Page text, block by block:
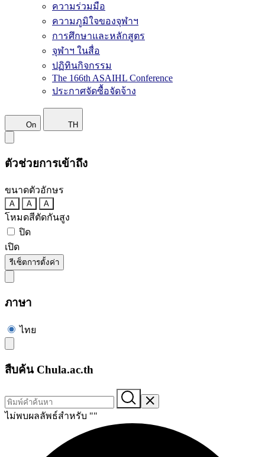
ความร่วมมือ
ความภูมิใจของจุฬาฯ
การศึกษาและหลักสูตร
จุฬาฯ ในสื่อ
ปฏิทินกิจกรรม
The 166th ASAIHL Conference
ประกาศจัดซื้อจัดจ้าง
On TH
ตัวช่วยการเข้าถึง
ขนาดตัวอักษร
A A A
โหมดสีตัดกันสูง
ปิด
เปิด
รีเซ็ตการตั้งค่า
ภาษา
ไทย
สืบค้น Chula.ac.th
ไม่พบผลลัพธ์สำหรับ ""